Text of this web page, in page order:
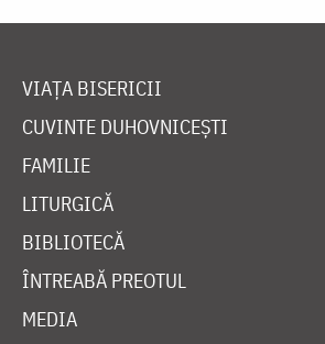
VIAȚA BISERICII
CUVINTE DUHOVNICEȘTI
FAMILIE
LITURGICĂ
BIBLIOTECĂ
ÎNTREABĂ PREOTUL
MEDIA